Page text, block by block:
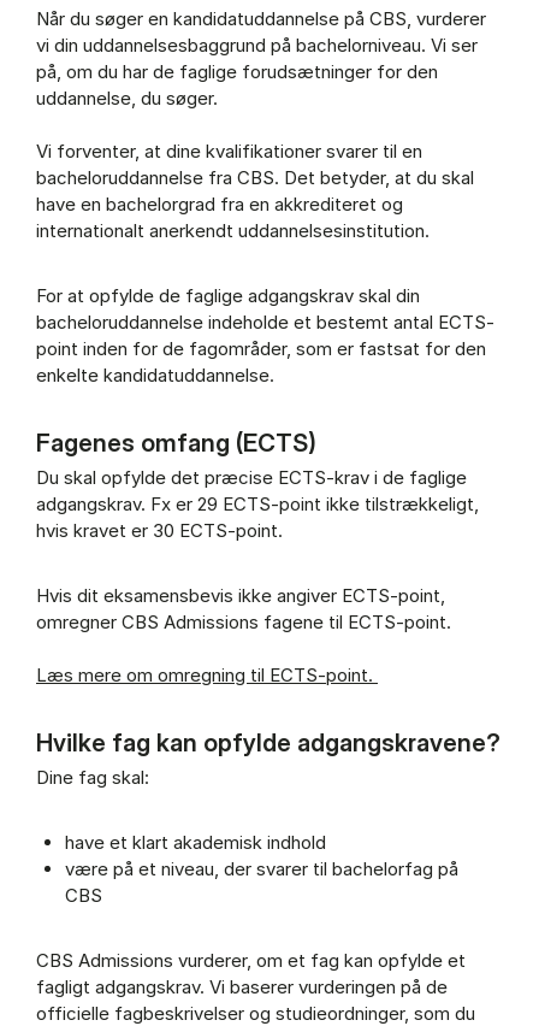
Når du søger en kandidatuddannelse på CBS, vurderer
vi din uddannelsesbaggrund på bachelorniveau. Vi ser
på, om du har de faglige forudsætninger for den
uddannelse, du søger.
Vi forventer, at dine kvalifikationer svarer til en
bacheloruddannelse fra CBS. Det betyder, at du skal
have en bachelorgrad fra en akkrediteret og
internationalt anerkendt uddannelsesinstitution.
For at opfylde de faglige adgangskrav skal din
bacheloruddannelse indeholde et bestemt antal ECTS-
point inden for de fagområder, som er fastsat for den
enkelte kandidatuddannelse.
Fagenes omfang (ECTS)
Du skal opfylde det præcise ECTS-krav i de faglige
adgangskrav. Fx er 29 ECTS-point ikke tilstrækkeligt,
hvis kravet er 30 ECTS-point.
Hvis dit eksamensbevis ikke angiver ECTS-point,
omregner CBS Admissions fagene til ECTS-point.
Læs mere om omregning til ECTS-point.
Hvilke fag kan opfylde adgangskravene?
Dine fag skal:
have et klart akademisk indhold
være på et niveau, der svarer til bachelorfag på
CBS
CBS Admissions vurderer, om et fag kan opfylde et
fagligt adgangskrav. Vi baserer vurderingen på de
officielle fagbeskrivelser og studieordninger, som du